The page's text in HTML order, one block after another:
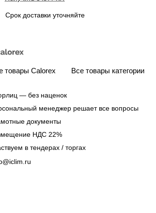
Срок доставки уточняйте
товары Calorex Все товары категории
— без наценок
менеджер решает все вопросы
документы
НДС 22%
в тендерах / торгах